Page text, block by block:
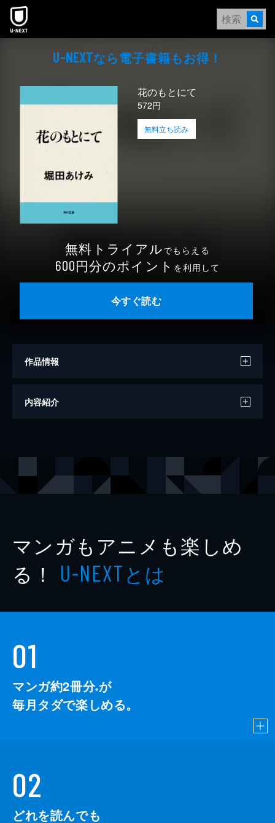
本文へスキップ
U-NEXTなら電⼦書籍もお得！
花のもとにて
572円
無料立ち読み
無料トライアルでもらえる
600円分のポイント を利用して
今すぐ読む
作品情報
著者
内容紹介
マンガもアニメも楽しめ
る！ U-NEXTとは
01
マンガ約2冊分※が
毎月タダで楽しめる。
02
どれを読んでも